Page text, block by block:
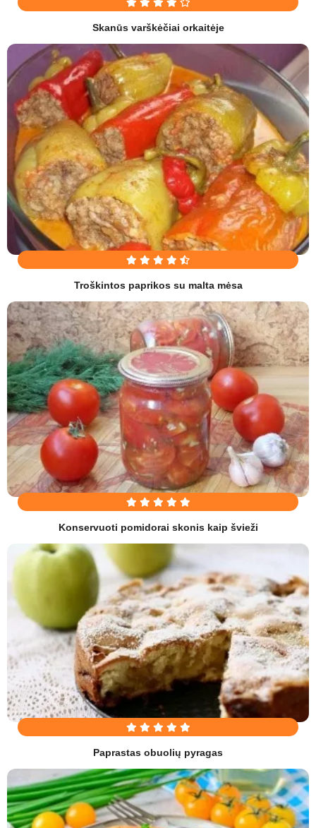
Skanūs varškėčiai orkaitėje
Troškintos paprikos su malta mėsa
Konservuoti pomidorai skonis kaip švieži
Paprastas obuolių pyragas